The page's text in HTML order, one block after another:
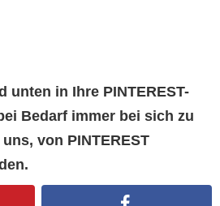
unten in Ihre PINTEREST-
Bedarf immer bei sich zu
von PINTEREST